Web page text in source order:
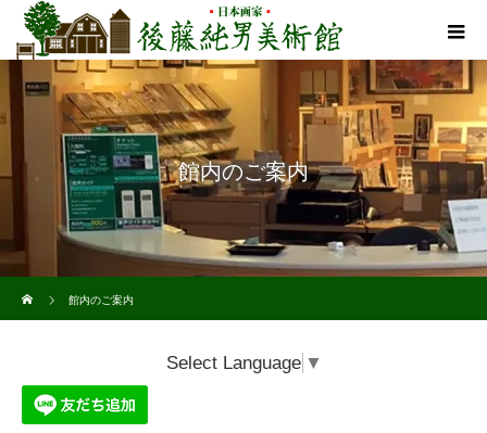
館内のご案内
館内のご案内
Select Language ▼